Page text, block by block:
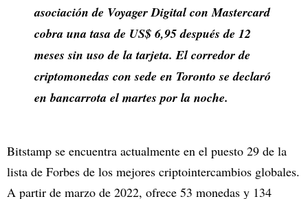
asociación de Voyager Digital con Mastercard
cobra una tasa de US$ 6,95 después de 12
meses sin uso de la tarjeta. El corredor de
criptomonedas con sede en Toronto se declaró
en bancarrota el martes por la noche.
Bitstamp se encuentra actualmente en el puesto 29 de la
lista de Forbes de los mejores criptointercambios globales.
A partir de marzo de 2022, ofrece 53 monedas y 134